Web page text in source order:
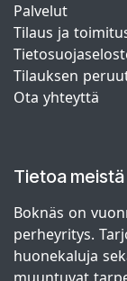
Palvelut
Tilaus ja
Tilauksen
Ota yhteyttä
Tietoa meistä
Boknäs on
perheyritys.
huonekaluja